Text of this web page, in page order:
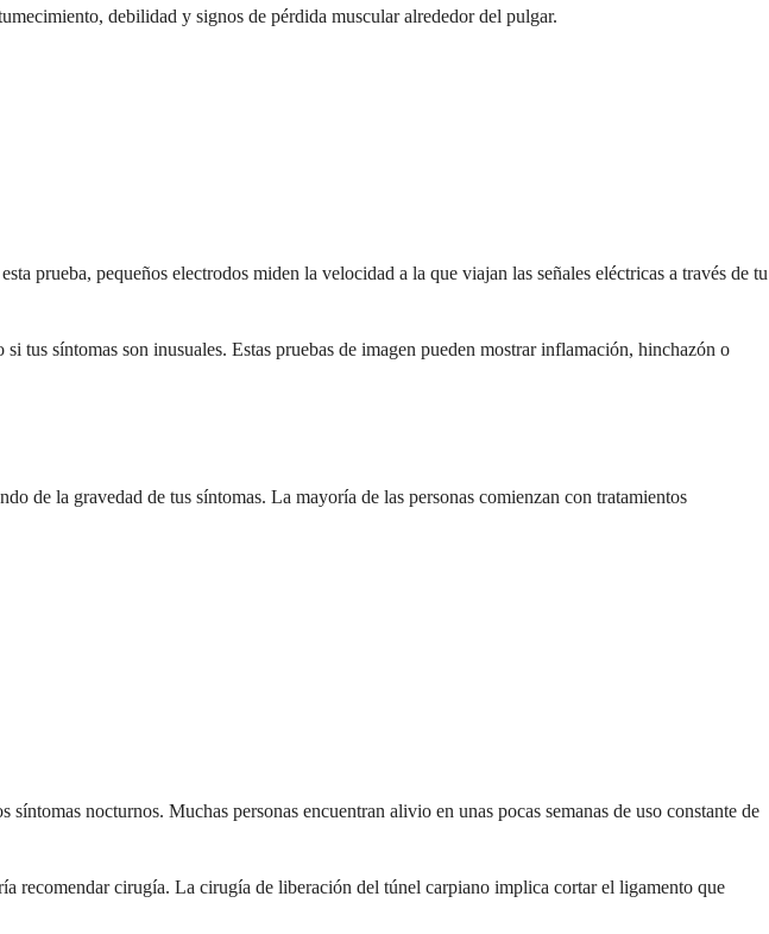
debilidad y signos de pérdida muscular alrededor del pulgar.
prueba, pequeños electrodos miden la velocidad a la que viajan las señales eléctricas a través de tu
tus síntomas son inusuales. Estas pruebas de imagen pueden mostrar inflamación, hinchazón o
de la gravedad de tus síntomas. La mayoría de las personas comienzan con tratamientos
nocturnos. Muchas personas encuentran alivio en unas pocas semanas de uso constante de
recomendar cirugía. La cirugía de liberación del túnel carpiano implica cortar el ligamento que